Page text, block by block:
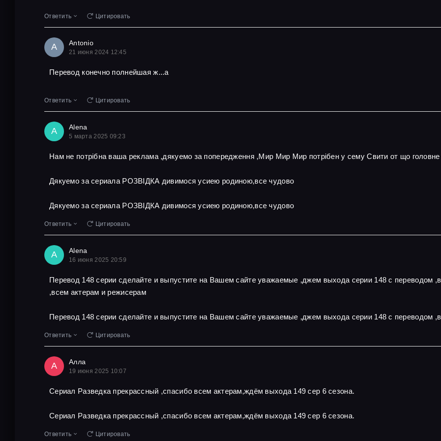
Ответить Цитировать
A Antonio
21 июня 2024 12:45
Перевод конечно полнейшая ж...а
Ответить Цитировать
A Alena
5 марта 2025 09:23
Нам не потрібна ваша реклама ,дякуемо за попередження ,Мир Мир Мир потрібен у сему Свити от що головне
Дякуемо за сериала РОЗВІДКА дивимося усиею родиною,все чудово
Дякуемо за сериала РОЗВІДКА дивимося усиею родиною,все чудово
Ответить Цитировать
A Alena
16 июня 2025 20:59
Перевод 148 серии сделайте и выпустите на Вашем сайте уважаемые ,джем выхода серии 148 с переводом
,всем актерам и режисерам
Перевод 148 серии сделайте и выпустите на Вашем сайте уважаемые ,джем выхода серии 148 с переводом
Ответить Цитировать
А Алла
19 июня 2025 10:07
Сериал Разведка прекрассный ,спасибо всем актерам,ждём выхода 149 сер 6 сезона.
Сериал Разведка прекрассный ,спасибо всем актерам,ждём выхода 149 сер 6 сезона.
Ответить Цитировать